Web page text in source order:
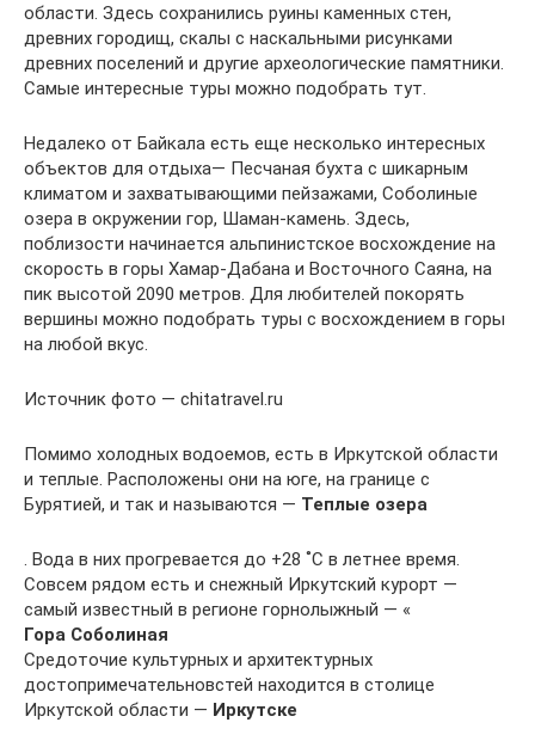
области. Здесь сохранились руины каменных стен,
древних городищ, скалы с наскальными рисунками
древних поселений и другие археологические памятники.
Самые интересные туры можно подобрать тут.
Недалеко от Байкала есть еще несколько интересных
объектов для отдыха— Песчаная бухта с шикарным
климатом и захватывающими пейзажами, Соболиные
озера в окружении гор, Шаман-камень. Здесь,
поблизости начинается альпинистское восхождение на
скорость в горы Хамар-Дабана и Восточного Саяна, на
пик высотой 2090 метров. Для любителей покорять
вершины можно подобрать туры с восхождением в горы
на любой вкус.
Источник фото — chitatravel.ru
Помимо холодных водоемов, есть в Иркутской области
и теплые. Расположены они на юге, на границе с
Бурятией, и так и называются — Теплые озера
. Вода в них прогревается до +28 ˚C в летнее время.
Совсем рядом есть и снежный Иркутский курорт —
самый известный в регионе горнолыжный — «
Гора Соболиная
Средоточие культурных и архитектурных
достопримечательновстей находится в столице
Иркутской области — Иркутске